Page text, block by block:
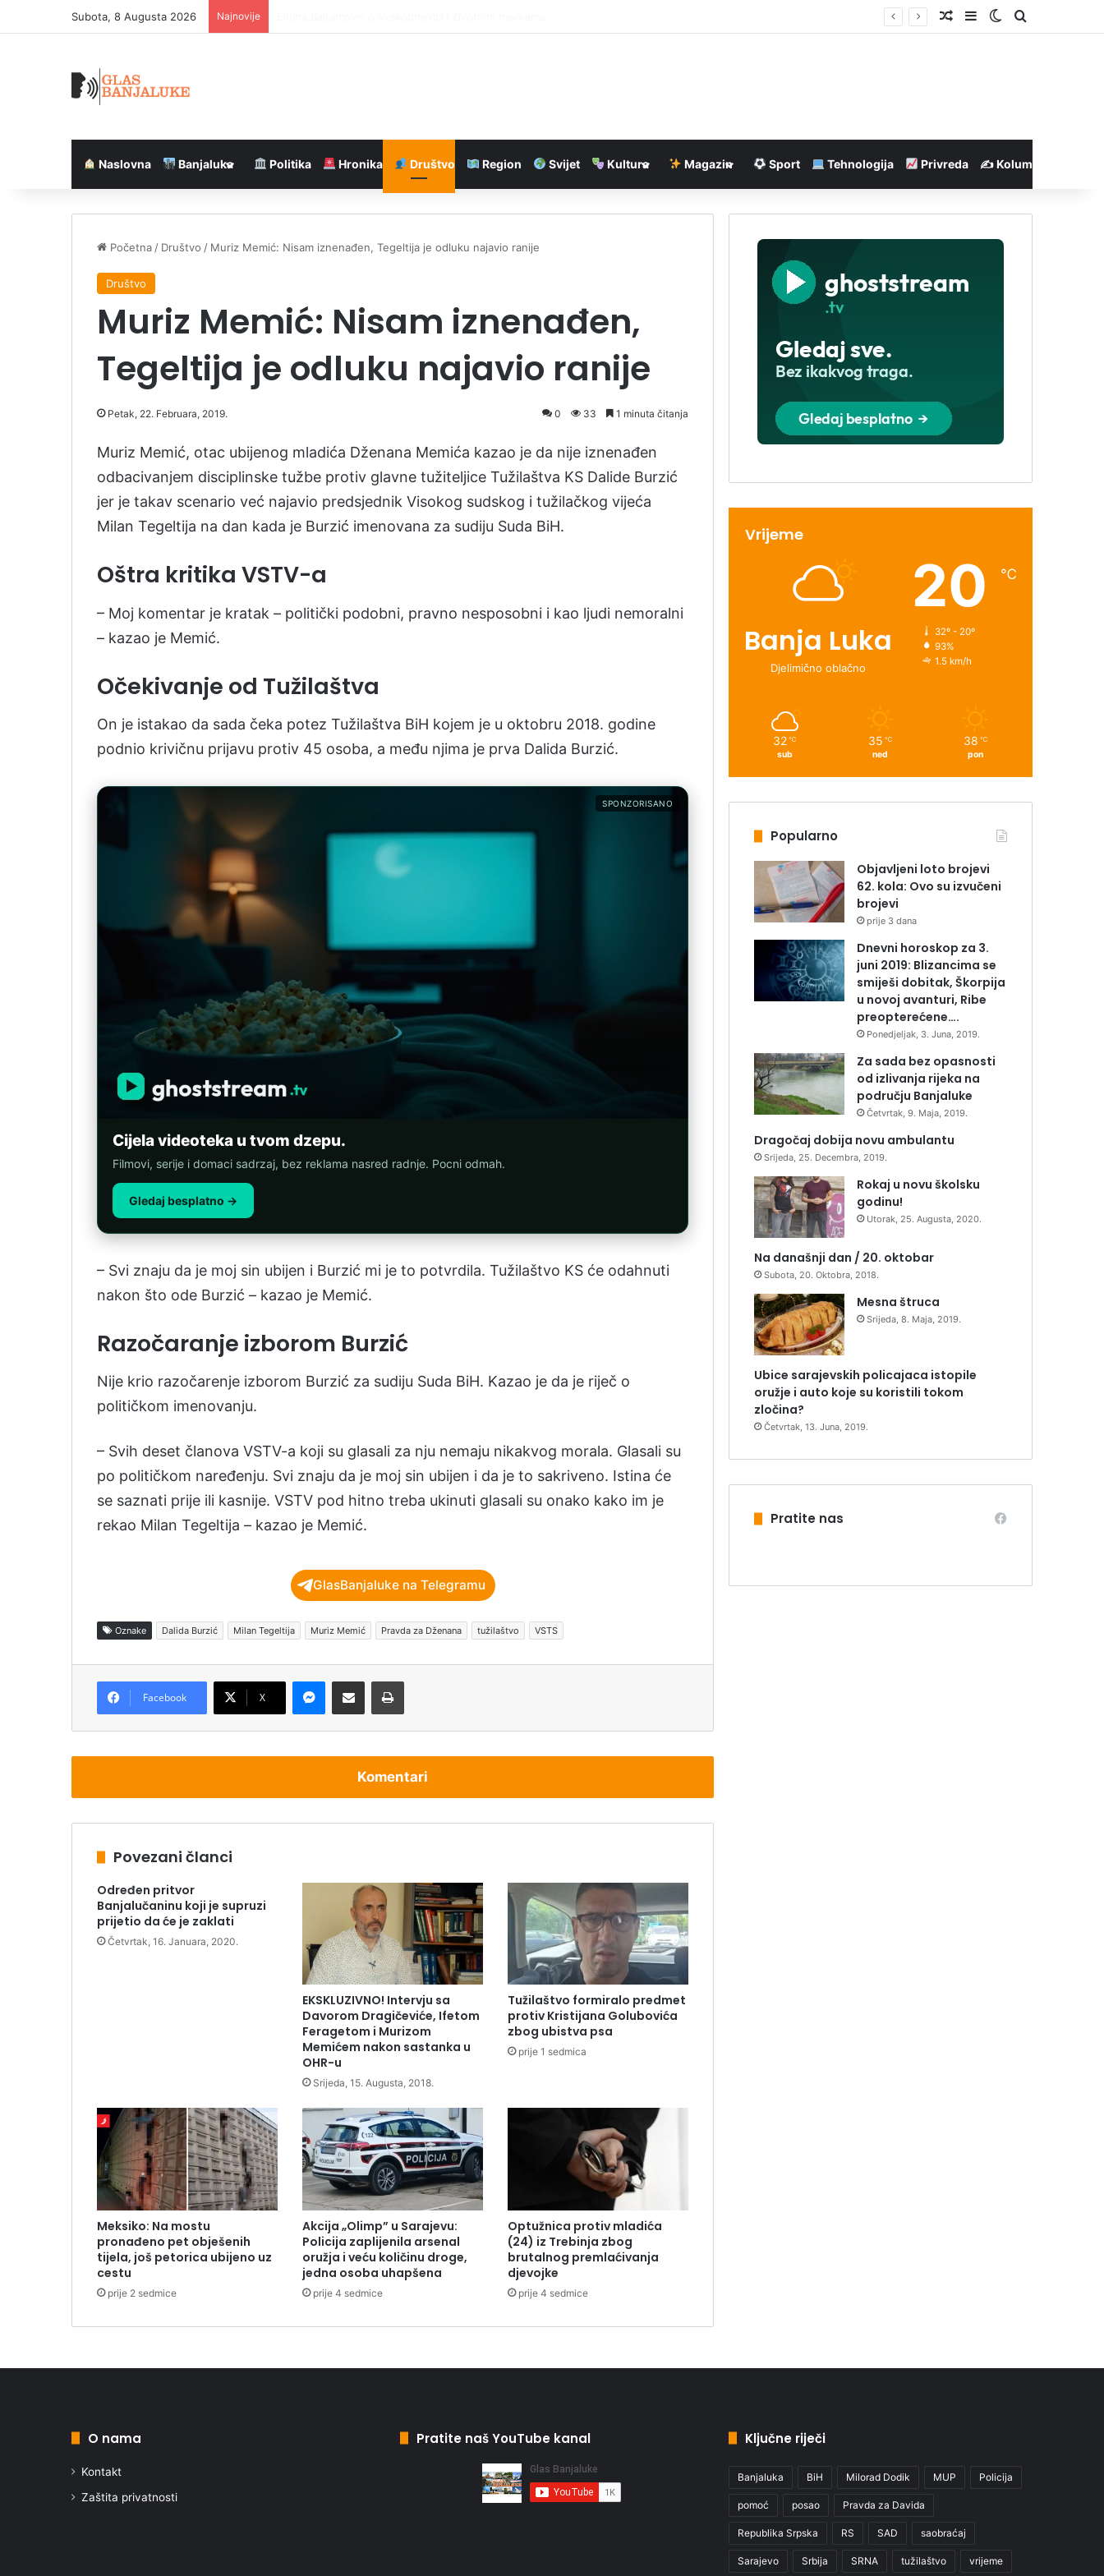
Subota, 8 Augusta 2026 Najnovije Nasumičan članak
SidebarSwitch skin
Pretraga
Naslovna Banjaluka Politika Hronika Društvo Region Svijet Kultura Magazin Sport Tehnologija Privreda ✍️ Kolumne
Početna / Društvo / Muriz Memić: Nisam iznenađen, Tegeltija je odluku najavio ranije
Društvo
Muriz Memić: Nisam iznenađen,
Tegeltija je odluku najavio ranije
Petak, 22. Februara, 2019. 0 33 1 minuta čitanja
Muriz Memić, otac ubijenog mladića Dženana Memića kazao je da nije iznenađen
odbacivanjem disciplinske tužbe protiv glavne tužiteljice Tužilaštva KS Dalide Burzić
jer je takav scenario već najavio predsjednik Visokog sudskog i tužilačkog vijeća
Milan Tegeltija na dan kada je Burzić imenovana za sudiju Suda BiH.
Oštra kritika VSTV-a
– Moj komentar je kratak – politički podobni, pravno nesposobni i kao ljudi nemoralni
– kazao je Memić.
Očekivanje od Tužilaštva
On je istakao da sada čeka potez Tužilaštva BiH kojem je u oktobru 2018. godine
podnio krivičnu prijavu protiv 45 osoba, a među njima je prva Dalida Burzić.
SPONZORISANO
Cijela videoteka u tvom dzepu.
Filmovi, serije i domaci sadrzaj, bez reklama nasred radnje. Pocni odmah.
Gledaj besplatno →
– Svi znaju da je moj sin ubijen i Burzić mi je to potvrdila. Tužilaštvo KS će odahnuti
nakon što ode Burzić – kazao je Memić.
Razočaranje izborom Burzić
Nije krio razočarenje izborom Burzić za sudiju Suda BiH. Kazao je da je riječ o
političkom imenovanju.
– Svih deset članova VSTV-a koji su glasali za nju nemaju nikakvog morala. Glasali su
po političkom naređenju. Svi znaju da je moj sin ubijen i da je to sakriveno. Istina će
se saznati prije ili kasnije. VSTV pod hitno treba ukinuti glasali su onako kako im je
rekao Milan Tegeltija – kazao je Memić.
GlasBanjaluke na Telegramu
Oznake Dalida Burzić Milan Tegeltija Muriz Memić Pravda za Dženana tužilaštvo VSTS
Facebook X
Komentari
Povezani članci
Određen pritvor
Banjalučaninu koji je supruzi
prijetio da će je zaklati
Četvrtak, 16. Januara, 2020.
EKSKLUZIVNO! Intervju sa
Davorom Dragičeviće, Ifetom
Feragetom i Murizom
Memićem nakon sastanka u
OHR-u
Srijeda, 15. Augusta, 2018.
Tužilaštvo formiralo predmet
protiv Kristijana Golubovića
zbog ubistva psa
prije 1 sedmica
Meksiko: Na mostu
pronađeno pet obješenih
tijela, još petorica ubijeno uz
cestu
prije 2 sedmice
Akcija „Olimp” u Sarajevu:
Policija zaplijenila arsenal
oružja i veću količinu droge,
jedna osoba uhapšena
prije 4 sedmice
Optužnica protiv mladića
(24) iz Trebinja zbog
brutalnog premlaćivanja
djevojke
prije 4 sedmice
Vrijeme
Banja Luka
Djelimično oblačno
20 ℃
32º - 20º
93%
1.5 km/h
32 ℃
sub
35 ℃
ned
38 ℃
pon
Popularno
Objavljeni loto brojevi
62. kola: Ovo su izvučeni
brojevi
prije 3 dana
Dnevni horoskop za 3.
juni 2019: Blizancima se
smiješi dobitak, Škorpija
u novoj avanturi, Ribe
preopterećene….
Ponedjeljak, 3. Juna, 2019.
Za sada bez opasnosti
od izlivanja rijeka na
području Banjaluke
Četvrtak, 9. Maja, 2019.
Dragočaj dobija novu ambulantu
Srijeda, 25. Decembra, 2019.
Rokaj u novu školsku
godinu!
Utorak, 25. Augusta, 2020.
Na današnji dan / 20. oktobar
Subota, 20. Oktobra, 2018.
Mesna štruca
Srijeda, 8. Maja, 2019.
Ubice sarajevskih policajaca istopile
oružje i auto koje su koristili tokom
zločina?
Četvrtak, 13. Juna, 2019.
Pratite nas
O nama
Kontakt
Zaštita privatnosti
Pratite naš YouTube kanal Ključne riječi
Banjaluka BiH Milorad Dodik MUP Policija
pomoć posao Pravda za Davida
Republika Srpska RS SAD saobraćaj
Sarajevo Srbija SRNA tužilaštvo vrijeme